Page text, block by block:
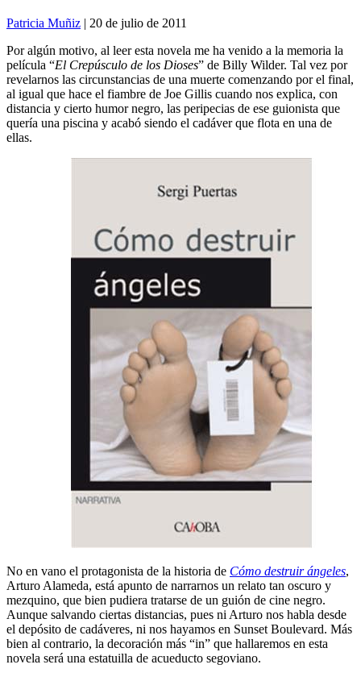
Patricia Muñiz | 20 de julio de 2011
Por algún motivo, al leer esta novela me ha venido a la memoria la
película “El Crepúsculo de los Dioses” de Billy Wilder. Tal vez por
revelarnos las circunstancias de una muerte comenzando por el final,
al igual que hace el fiambre de Joe Gillis cuando nos explica, con
distancia y cierto humor negro, las peripecias de ese guionista que
quería una piscina y acabó siendo el cadáver que flota en una de
ellas.
No en vano el protagonista de la historia de Cómo destruir ángeles,
Arturo Alameda, está apunto de narrarnos un relato tan oscuro y
mezquino, que bien pudiera tratarse de un guión de cine negro.
Aunque salvando ciertas distancias, pues ni Arturo nos habla desde
el depósito de cadáveres, ni nos hayamos en Sunset Boulevard. Más
bien al contrario, la decoración más “in” que hallaremos en esta
novela será una estatuilla de acueducto segoviano.